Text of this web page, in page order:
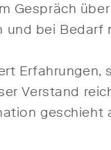
Gespräch
bei Bedarf
Erfahrungen,
Verstand
geschieht